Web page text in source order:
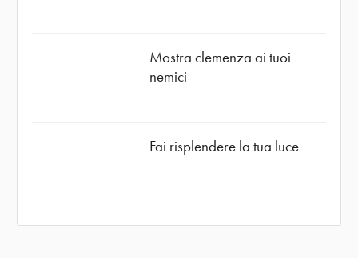
Mostra clemenza ai tuoi
nemici
Fai risplendere la tua luce